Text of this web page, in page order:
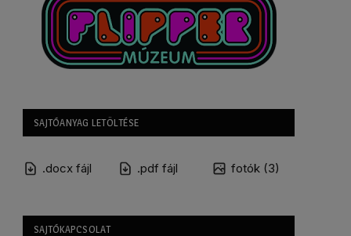
SAJTÓANYAG LETÖLTÉSE
.docx fájl .pdf fájl fotók (3)
SAJTÓKAPCSOLAT